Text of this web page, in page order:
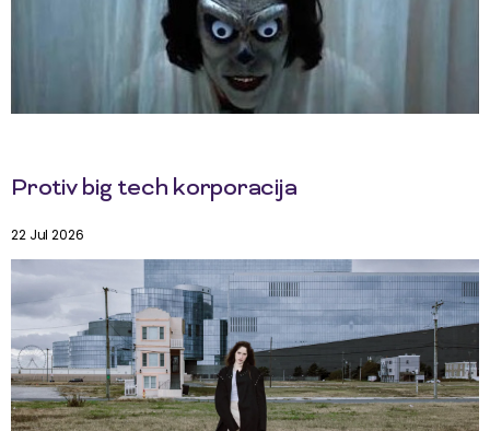
Protiv big tech korporacija
22 Jul 2026